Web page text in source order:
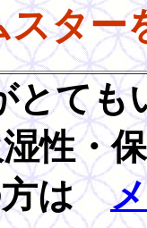
スター
とても
性・
方は